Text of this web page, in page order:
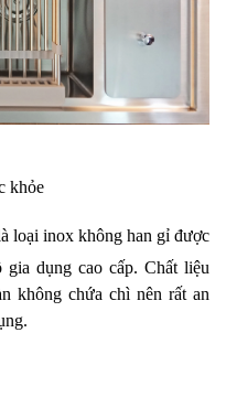
khỏe
loại inox không han gỉ được
dụng cao cấp. Chất liệu
không chứa chì nên rất an